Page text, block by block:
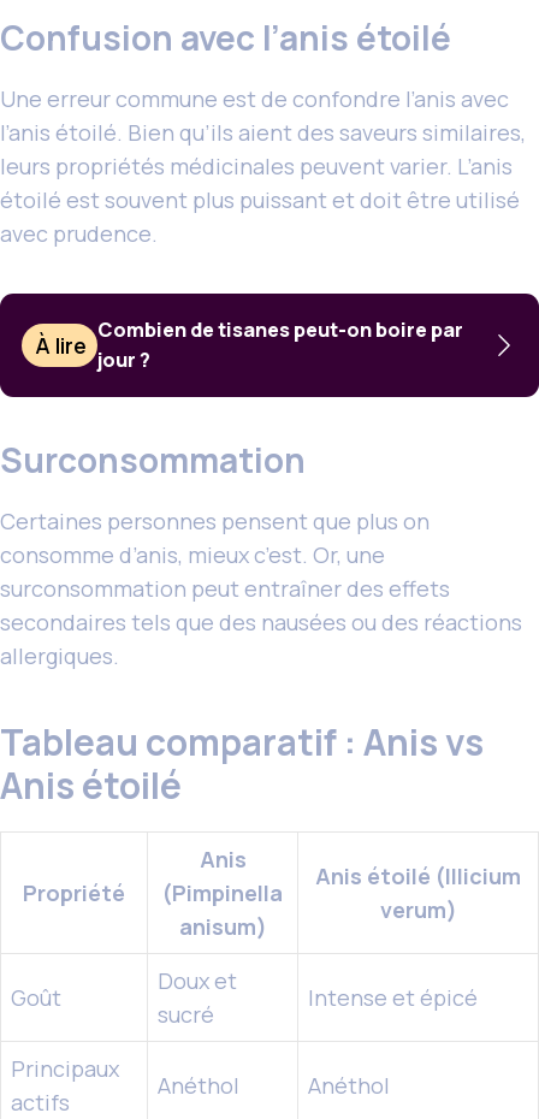
Confusion avec l’anis étoilé
Une erreur commune est de confondre l’anis avec
l’anis étoilé. Bien qu’ils aient des saveurs similaires,
leurs propriétés médicinales peuvent varier. L’anis
étoilé est souvent plus puissant et doit être utilisé
avec prudence.
À lire
Combien de tisanes peut-on boire par
jour ?
Surconsommation
Certaines personnes pensent que plus on
consomme d’anis, mieux c’est. Or, une
surconsommation peut entraîner des effets
secondaires tels que des nausées ou des réactions
allergiques.
Tableau comparatif : Anis vs
Anis étoilé
Propriété
Anis
(Pimpinella
anisum)
Anis étoilé (Illicium
verum)
Goût
Doux et
sucré
Intense et épicé
Principaux
actifs
Anéthol Anéthol